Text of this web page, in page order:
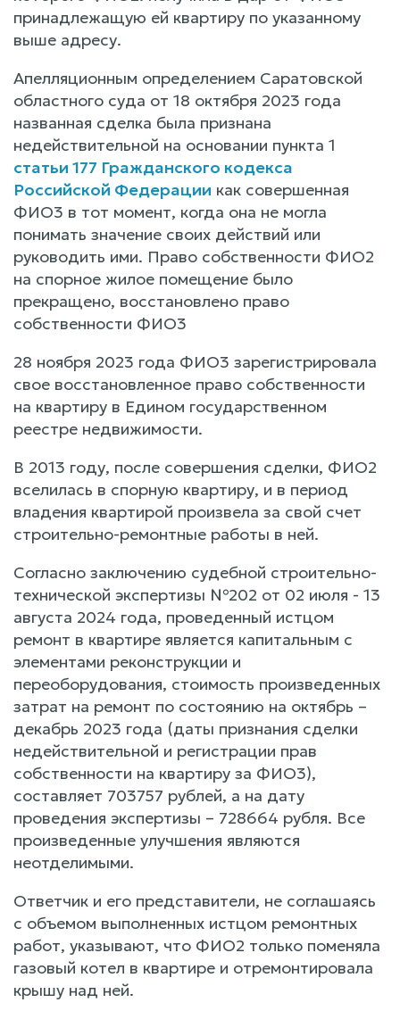
принадлежащую ей квартиру по указанному
выше адресу.
Апелляционным определением Саратовской
областного суда от 18 октября 2023 года
названная сделка была признана
недействительной на основании пункта 1
статьи 177 Гражданского кодекса
Российской Федерации как совершенная
ФИО3 в тот момент, когда она не могла
понимать значение своих действий или
руководить ими. Право собственности ФИО2
на спорное жилое помещение было
прекращено, восстановлено право
собственности ФИО3
28 ноября 2023 года ФИО3 зарегистрировала
свое восстановленное право собственности
на квартиру в Едином государственном
реестре недвижимости.
В 2013 году, после совершения сделки, ФИО2
вселилась в спорную квартиру, и в период
владения квартирой произвела за свой счет
строительно-ремонтные работы в ней.
Согласно заключению судебной строительно-
технической экспертизы №202 от 02 июля - 13
августа 2024 года, проведенный истцом
ремонт в квартире является капитальным с
элементами реконструкции и
переоборудования, стоимость произведенных
затрат на ремонт по состоянию на октябрь –
декабрь 2023 года (даты признания сделки
недействительной и регистрации прав
собственности на квартиру за ФИО3),
составляет 703757 рублей, а на дату
проведения экспертизы – 728664 рубля. Все
произведенные улучшения являются
неотделимыми.
Ответчик и его представители, не соглашаясь
с объемом выполненных истцом ремонтных
работ, указывают, что ФИО2 только поменяла
газовый котел в квартире и отремонтировала
крышу над ней.